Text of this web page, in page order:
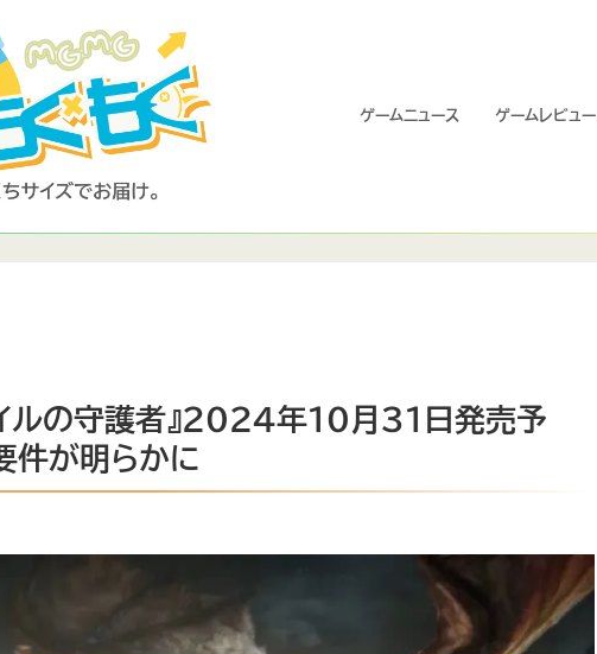
ゲームニュース ゲームレビュー
イルの守護者』2024年10月31日発売予
件が明らかに